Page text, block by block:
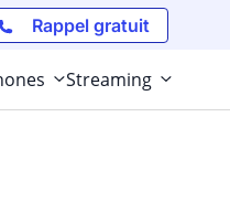
Rappel gratuit
Streaming